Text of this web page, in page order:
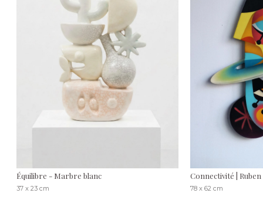
Équilibre - Marbre blanc
37 x 23 cm
Connectivité | Ruben
78 x 62 cm